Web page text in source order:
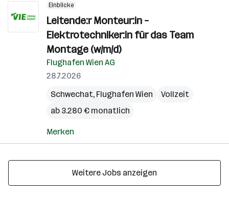
Einblicke
Leitende:r Monteur:in –
Elektrotechniker:in für das Team
Montage (w/m/d)
Flughafen Wien AG
28.7.2026
Schwechat, Flughafen Wien
Vollzeit
ab 3.280 € monatlich
Merken
Weitere Jobs anzeigen